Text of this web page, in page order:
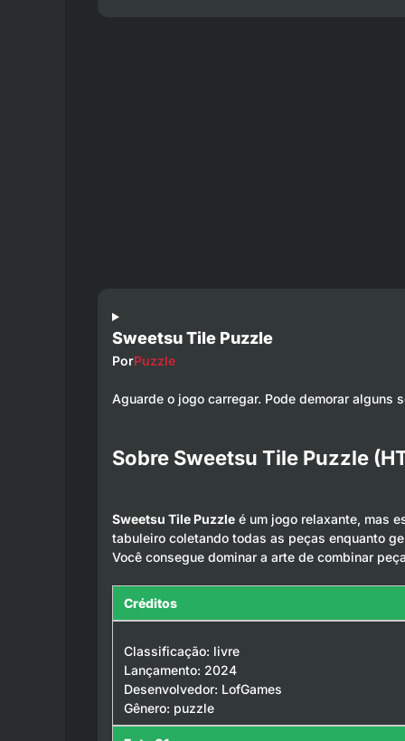
Sweetsu Tile Puzzle
PorPuzzle
Aguarde o jogo carregar. Pode demorar alguns
Sobre Sweetsu Tile Puzzle
Sweetsu Tile Puzzle é um jogo relaxante, mas
tabuleiro coletando todas as peças enquanto
Você consegue dominar a arte de combinar
Créditos
Classificação: livre
Lançamento: 2024
Desenvolvedor: LofGames
Gênero: puzzle